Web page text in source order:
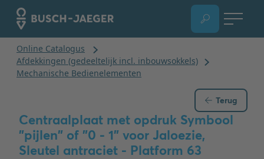
Terug
Centraalplaat met opdruk Symbool
"pijlen" of "0 - 1" voor Jaloezie,
Sleutel antraciet - Platform 63